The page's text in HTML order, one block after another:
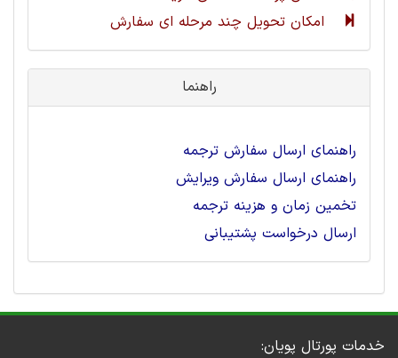
امکان تحویل چند مرحله ای سفارش
راهنما
راهنمای ارسال سفارش ترجمه
راهنمای ارسال سفارش ویرایش
تخمین زمان و هزینه ترجمه
ارسال درخواست پشتیبانی
خدمات پورتال پویان: